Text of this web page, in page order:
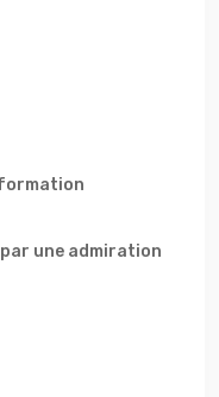
une admiration